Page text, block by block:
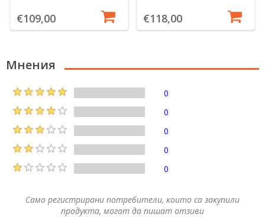
€109,00 €118,00
Мнения
0
0
0
0
0
Само регистрирани потребители, които са закупили
продукта, могат да пишат отзиви